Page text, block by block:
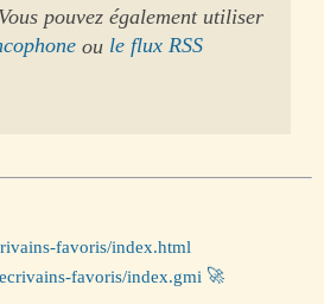
pouvez également utiliser
ou le flux RSS
favoris/index.html
favoris/index.gmi